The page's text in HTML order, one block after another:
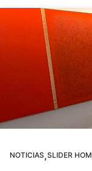
NOTICIAS,SLIDER